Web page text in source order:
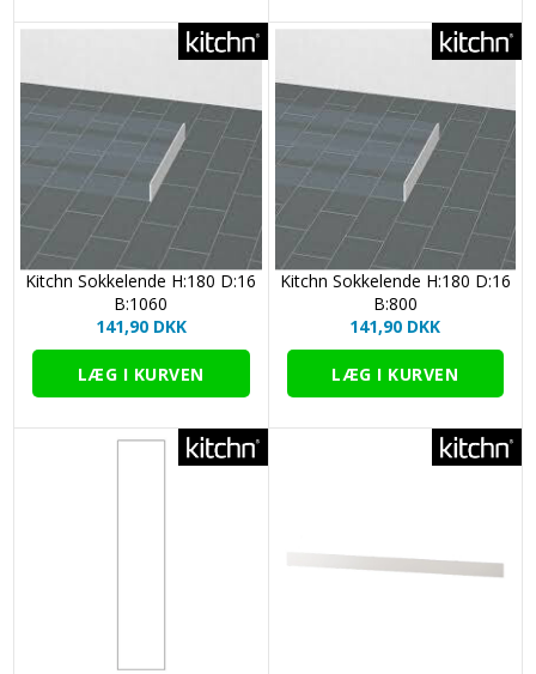
Kitchn Sokkelende H:180 D:16
B:1060
141,90 DKK
Kitchn Sokkelende H:180 D:16
B:800
141,90 DKK